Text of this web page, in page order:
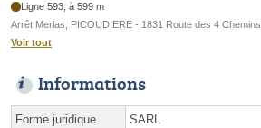
Ligne 593, à 599 m
Arrêt Merlas, PICOUDIERE - 1831 Route des 4 Chemins
Voir tout
Informations
Forme juridique SARL